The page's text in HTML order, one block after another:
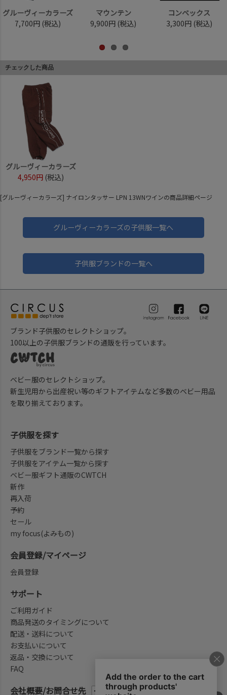
グルーヴィーカラーズ
7,700円 (税込)
マウンテン
9,900円 (税込)
コンベックス
3,300円 (税込)
チェックした商品
グルーヴィーカラーズ
4,950円 (税込)
[グルーヴィーカラーズ] ナイロンタッサー LPN 13WNワインの商品詳細ページ
グルーヴィーカラーズの子供服一覧へ
子供服ブランドの一覧へ
ブランド子供服のセレクトショップ。
100以上の子供服ブランドの通販を行っています。
ベビー服のセレクトショップ。
新生児用から出産祝い等のギフトアイテムなど多数のベビー用品
を取り揃えております。
会社概要/お問合せ先
子供服を探す
子供服をブランド一覧から探す
子供服をアイテム一覧から探す
ベビー服ギフト通販のCWTCH
新作
再入荷
予約
セール
my focus(よみもの)
会員登録/マイページ
会員登録
サポート
ご利用ガイド
商品発送のタイミングについて
配送・送料について
お支払いについて
返品・交換について
FAQ